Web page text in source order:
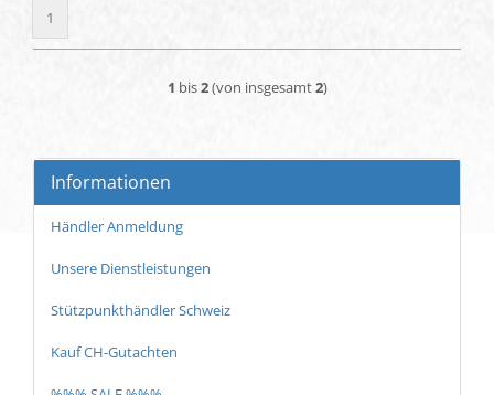
1
1 bis2(von insgesamt2)
Informationen
Händler Anmeldung
Unsere Dienstleistungen
Stützpunkthändler Schweiz
Kauf CH-Gutachten